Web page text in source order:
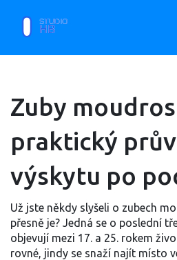
Zuby
praktický
výskytu po
Už jste někdy slyšeli o zubech
přesně je? Jedná se o poslední
objevují mezi 17. a 25. rokem
rovné, jindy se snaží najít místo